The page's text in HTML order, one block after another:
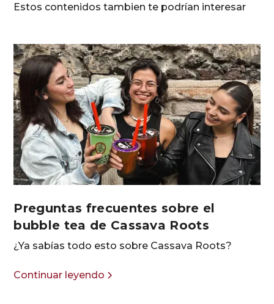
Estos contenidos tambien te podrían interesar
Preguntas frecuentes sobre el
bubble tea de Cassava Roots
¿Ya sabías todo esto sobre Cassava Roots?
Continuar leyendo